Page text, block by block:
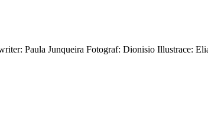
Paula Junqueira Fotograf: Dionisio Illustrace: